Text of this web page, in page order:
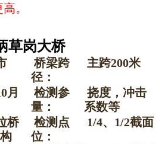
。
草岗大桥
桥梁跨
径：
主跨200米
月
检测参
量：
挠度，冲击
系数等
桥
检测点
位：
1/4、1/2截面